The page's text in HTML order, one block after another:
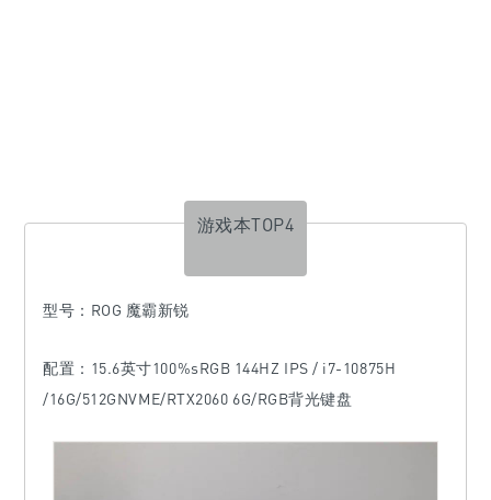
游戏本TOP4
型号 ：ROG 魔霸新锐
配置：15.6英寸100%sRGB 144HZ IPS / i7-10875H
/16G/512GNVME/RTX2060 6G/RGB背光键盘